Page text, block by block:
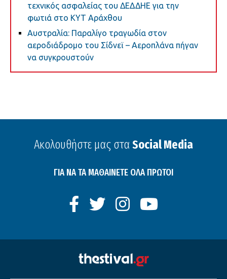
τεχνικός ασφαλείας του ΔΕΔΔΗΕ για την
φωτιά στο ΚΥΤ Αράχθου
Αυστραλία: Παραλίγο τραγωδία στον
αεροδιάδρομο του Σίδνεϊ – Αεροπλάνα πήγαν
να συγκρουστούν
Ακολουθήστε μας στα Social Media
ΓΙΑ ΝΑ ΤΑ ΜΑΘΑΙΝΕΤΕ ΟΛΑ ΠΡΩΤΟΙ